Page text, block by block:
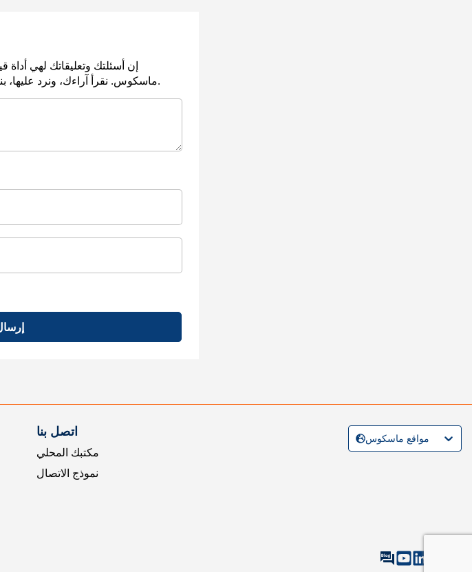
إن أسئلتك وتعليقاتك لهي
ماسكوس. نقرأ آراءك، ونرد عليها، بناء على طلبكم في أسرع وقت ممكن.
اتصل بنا
مكتبك المحلي
نموذج الاتصال
مواقع ماسكوس